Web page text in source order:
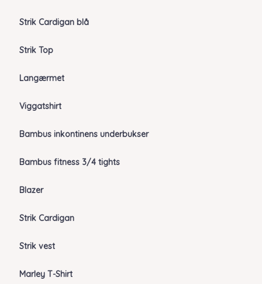
Strik Cardigan blå
Strik Top
Langærmet
Viggatshirt
Bambus inkontinens underbukser
Bambus fitness 3/4 tights
Blazer
Strik Cardigan
Strik vest
Marley T-Shirt